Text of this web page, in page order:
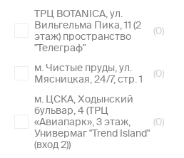
ТРЦ BOTANICA, ул.
Вильгельма Пика, 11 (2
этаж) пространство
"Телеграф"
(0)
м. Чистые пруды, ул.
Мясницкая, 24/7, стр. 1
(0)
м. ЦСКА, Ходынский
бульвар, 4 (ТРЦ
«Авиапарк», 3 этаж,
Универмаг "Trend Island"
(вход 2))
(0)